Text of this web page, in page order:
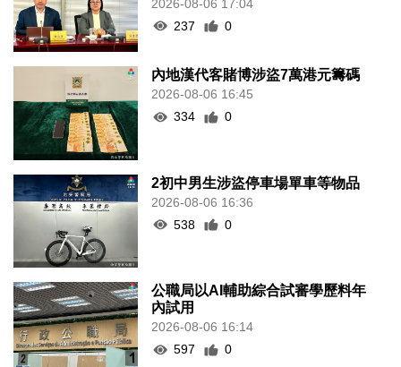
2026-08-06 17:04
237
0
內地漢代客賭博涉盜7萬港元籌碼
2026-08-06 16:45
334
0
2初中男生涉盜停車場單車等物品
2026-08-06 16:36
538
0
公職局以AI輔助綜合試審學歷料年
內試用
2026-08-06 16:14
597
0